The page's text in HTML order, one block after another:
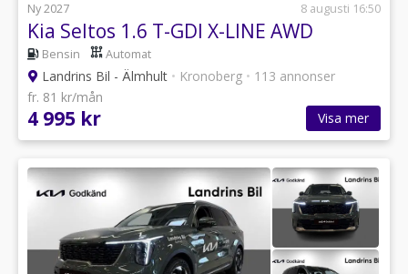
Ny 2027 8 augusti 16:50
Kia Seltos 1.6 T-GDI X-LINE AWD
Bensin Automat
Landrins Bil - Älmhult • Kronoberg • 113 annonser
fr. 81 kr/mån
4 995 kr Visa mer